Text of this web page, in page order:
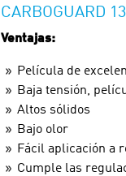
CARBOGUARD
Ventajas:
Película de
Baja tensión,
Altos sólidos
Bajo olor
Fácil aplicación a
Cumple las